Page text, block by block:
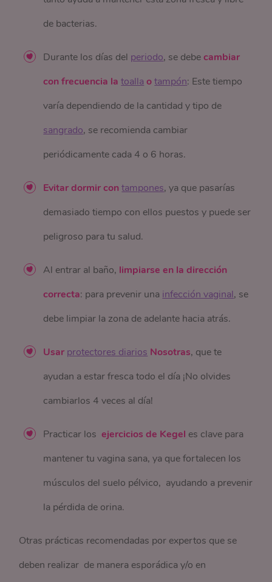
de bacterias.
Durante los días del periodo, se debecambiar
con frecuencia latoalla otampón: Este tiempo
varía dependiendo de la cantidad y tipo de
sangrado, se recomienda cambiar
periódicamente cada 4 o 6 horas.
Evitar dormir contampones, ya que pasarías
demasiado tiempo con ellos puestos y puede ser
peligroso para tu salud.
Al entrar al baño, limpiarse en la dirección
correcta: para prevenir una infección vaginal, se
debe limpiar la zona de adelante hacia atrás.
Usar protectores diarios Nosotras, que te
ayudan a estar fresca todo el día ¡No olvides
cambiarlos 4 veces al día!
Practicar los ejercicios de Kegel es clave para
mantener tu vagina sana, ya que fortalecen los
músculos del suelo pélvico, ayudando a prevenir
la pérdida de orina.
Otras prácticas recomendadas por expertos que se
deben realizar de manera esporádica y/o en